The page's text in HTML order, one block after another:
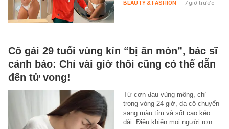
BEAUTY & FASHION - 7 giờ trước
Cô gái 29 tuổi vùng kín “bị ăn mòn”, bác sĩ
cảnh báo: Chỉ vài giờ thôi cũng có thể dẫn
đến tử vong!
Từ cơn đau vùng mông, chỉ
trong vòng 24 giờ, da cô chuyển
sang màu tím và sốt cao kéo
dài. Điều khiến mọi người rợn…